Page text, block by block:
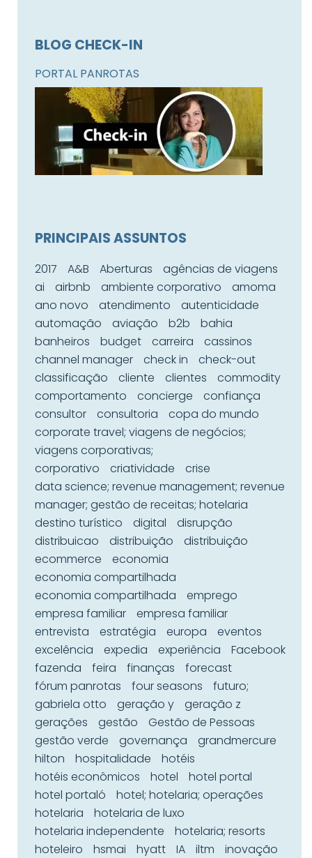
BLOG CHECK-IN
PORTAL PANROTAS
PRINCIPAIS ASSUNTOS
2017 A&B Aberturas
agências de viagens
ai
airbnb ambiente corporativo
amoma
ano novo
atendimento
autenticidade
automação
aviação b2b
bahia
banheiros
budget carreira
cassinos
channel manager
check in
check-out
classificação
cliente clientes
commodity
comportamento
concierge
confiança
consultor
consultoria
copa do mundo
corporate travel; viagens de negócios;
viagens corporativas;
corporativo
criatividade
crise
data science; revenue management; revenue
manager; gestão de receitas; hotelaria
destino turístico
digital
disrupção
distribuicao
distribuição
distribuição
ecommerce
economia
economia compartilhada
economia compartilhada
emprego
empresa familiar
empresa familiar
entrevista
estratégia europa
eventos
excelência
expedia experiência
Facebook
fazenda
feira finanças
forecast
fórum panrotas
four seasons
futuro;
gabriela otto
geração y
geração z
gerações
gestão
Gestão de Pessoas
gestão verde
governança
grandmercure
hilton
hospitalidade
hotéis
hotéis econômicos
hotel
hotel portal
hotel portaló
hotel; hotelaria; operações
hotelaria
hotelaria de luxo
hotelaria independente
hotelaria; resorts
hoteleiro
hsmai hyatt IA iltm
inovação